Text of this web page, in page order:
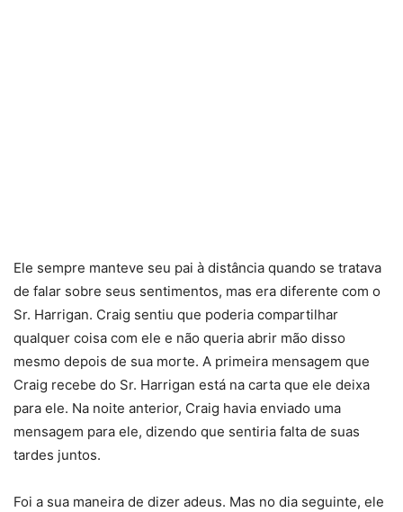
Ele sempre manteve seu pai à distância quando se tratava
de falar sobre seus sentimentos, mas era diferente com o
Sr. Harrigan. Craig sentiu que poderia compartilhar
qualquer coisa com ele e não queria abrir mão disso
mesmo depois de sua morte. A primeira mensagem que
Craig recebe do Sr. Harrigan está na carta que ele deixa
para ele. Na noite anterior, Craig havia enviado uma
mensagem para ele, dizendo que sentiria falta de suas
tardes juntos.
Foi a sua maneira de dizer adeus. Mas no dia seguinte, ele